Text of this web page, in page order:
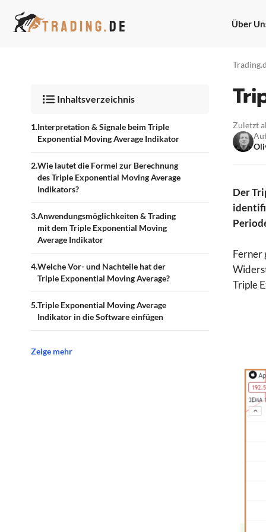
Inhalt
Über
Zuletzt
Der
Ferner
Triple
Inhaltsverzeichnis
Interpretation & Signale beim Triple
Exponential Moving Average Indikator
Wie lautet die Formel zur Berechnung
des Triple Exponential Moving Average
Indikators?
Anwendungsmöglichkeiten & Trading
mit dem Triple Exponential Moving
Average Indikator
Welche Vor- und Nachteile hat der
Triple Exponential Moving Average?
Triple Exponential Moving Average
Indikator in die Software einfügen
Zeige mehr